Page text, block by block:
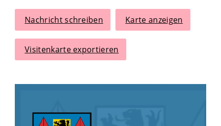
Nachricht schreiben Karte anzeigen
Visitenkarte exportieren